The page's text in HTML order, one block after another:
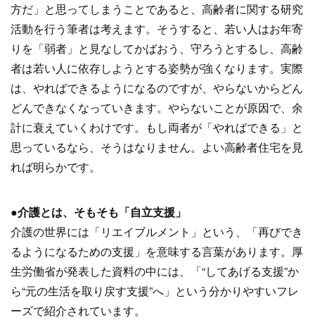
方だ」と思ってしまうことであると、高齢者に関する研究
活動を行う筆者は考えます。そうすると、若い人はお年寄
りを「弱者」と見なしてかばおう、守ろうとするし、高齢
者は若い人に依存しようとする姿勢が強くなります。実際
は、やればできるようになるのですが、やらないからどん
どんできなくなっていきます。やらないことが原因で、余
計に衰えていくわけです。もし両者が「やればできる」と
思っているなら、そうはなりません。よい高齢者住宅を見
れば明らかです。
●介護とは、そもそも「自立支援」
介護の世界には「リエイブルメント」という、「再びでき
るようになるための支援」を意味する言葉があります。厚
生労働省が発表した資料の中には、「“してあげる支援”か
ら“元の生活を取り戻す支援”へ」という分かりやすいフレ
ーズで紹介されています。